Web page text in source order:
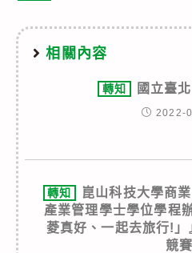
相關內容
轉知 國立臺
2022-
轉知
崑山科技大學商
產業管理學士學位學程
菱真好、一起去旅行!
競賽